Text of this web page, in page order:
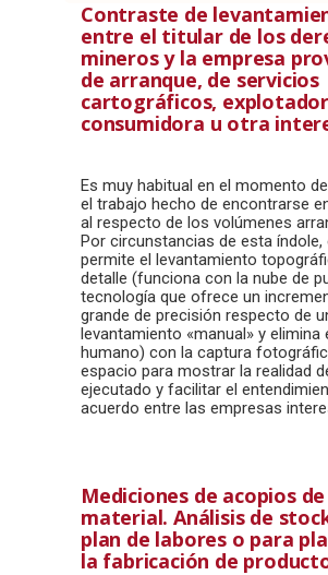
Contraste de
entre el titular de los
mineros y la empresa
de arranque, de servicios
cartográficos,
consumidora u otra
Es muy habitual en el momento
el trabajo hecho de encontrarse
al respecto de los volúmenes
Por circunstancias de esta índole,
permite el levantamiento
detalle (funciona con la nube de
tecnología que ofrece un
grande de precisión respecto de
levantamiento «manual» y elimina
humano) con la captura
espacio para mostrar la realidad
ejecutado y facilitar el
acuerdo entre las empresas
Mediciones de acopios de
material. Análisis de
plan de labores o para
la fabricación de